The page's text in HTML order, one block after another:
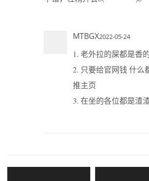
MTBGX2022-05-24
1. 老外拉的屎都是香
2. 只要给官网钱 什么
推主页
3. 在坐的各位都是渣